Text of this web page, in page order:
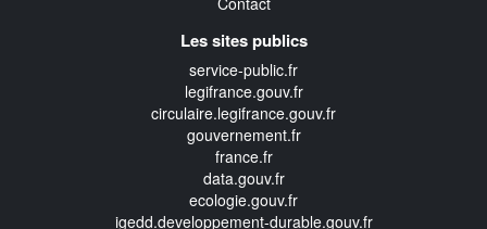
Les sites publics
service-public.fr
legifrance.gouv.fr
circulaire.legifrance.gouv.fr
gouvernement.fr
france.fr
data.gouv.fr
ecologie.gouv.fr
igedd.developpement-durable.gouv.fr